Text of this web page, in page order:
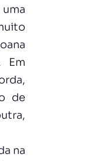
Em
de
na